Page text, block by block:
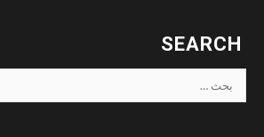
SEARCH
البحث
عن: